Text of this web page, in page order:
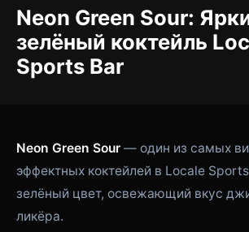
Neon Green Sour:
зелёный коктейль
Sports Bar
Neon Green Sour — один из самых
эффектных коктейлей в Locale
зелёный цвет, освежающий вкус
ликёра.